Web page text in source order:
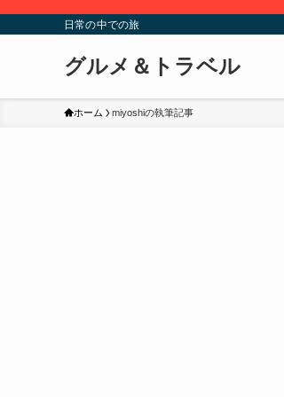
日常の中での旅
グルメ＆トラベル
ホーム miyoshiの執筆記事